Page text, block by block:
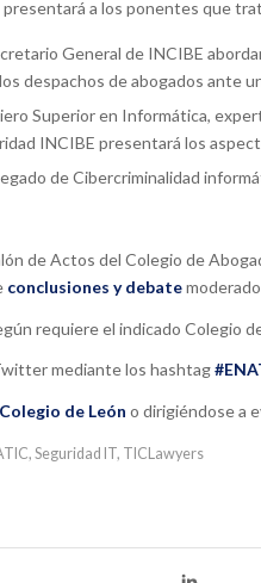
presentará a los ponentes que
General de INCIBE
despachos de abogados ante
Superior en Informática,
INCIBE presentará los
de Cibercriminalidad
de Actos del Colegio de
conclusiones y debate
requiere el indicado Colegio
mediante los hashtag
de León o dirigiéndose a
, Seguridad IT, TICLawyers